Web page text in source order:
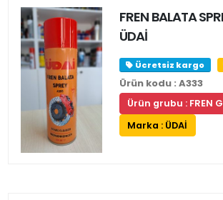
FREN BALATA
ÜDAİ
Ücretsiz kargo
Ürün kodu : A333
Ürün grubu : FREN
Marka : ÜDAİ